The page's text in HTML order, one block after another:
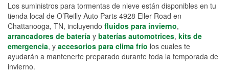
Los suministros para tormentas de nieve están disponibles en tu
tienda local de O’Reilly Auto Parts 4928 Eller Road en
Chattanooga, TN, incluyendo fluidos para invierno,
arrancadores de batería y baterías automotrices, kits de
emergencia, y accesorios para clima frío los cuales te
ayudarán a mantenerte preparado durante toda la temporada de
invierno.